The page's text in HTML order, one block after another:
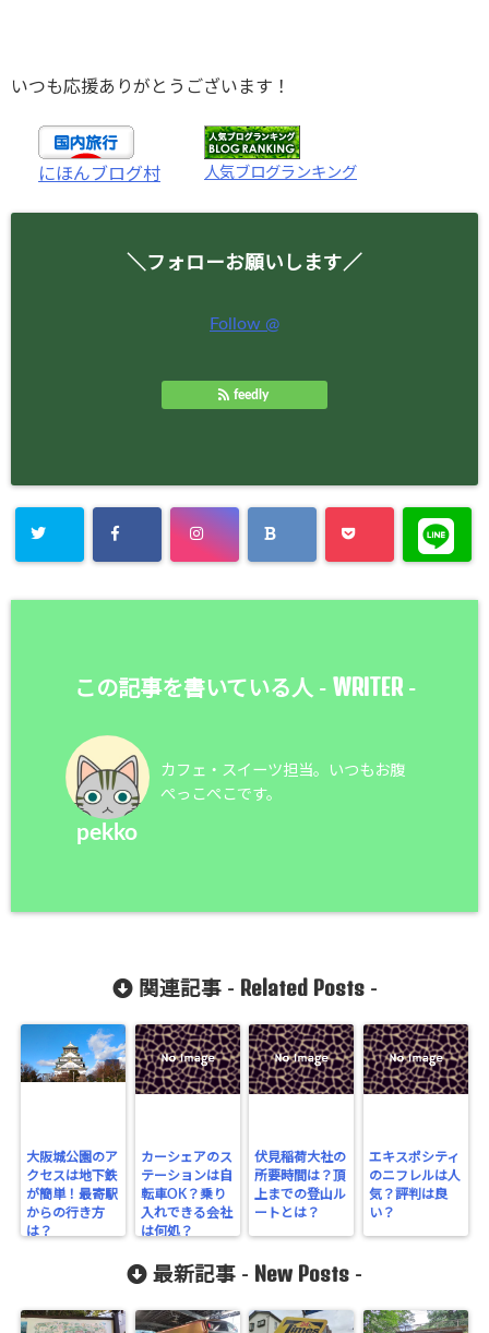
いつも応援ありがとうございます！
にほんブログ村 人気ブログランキング
＼フォローお願いします／
Follow @
feedly
この記事を書いている人 - WRITER-
pekko
カフェ・スイーツ担当。いつもお腹
ぺっこぺこです。
関連記事 - Related Posts-
大阪城公園のア
クセスは地下鉄
が簡単！最寄駅
からの行き方
は？
カーシェアのス
テーションは自
転車OK？乗り
入れできる会社
は何処？
伏見稲荷大社の
所要時間は？頂
上までの登山ル
ートとは？
エキスポシティ
のニフレルは人
気？評判は良
い？
最新記事 - New Posts -